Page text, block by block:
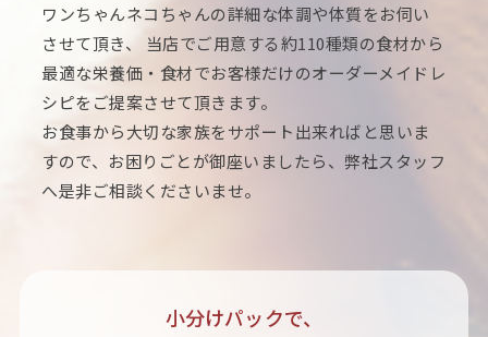
ワンちゃんネコちゃんの詳細な体調や体質をお伺い
させて頂き、 当店でご用意する約110種類の食材から
最適な栄養価・食材でお客様だけのオーダーメイドレ
シピをご提案させて頂きます。
お食事から大切な家族をサポート出来ればと思いま
すので、お困りごとが御座いましたら、弊社スタッフ
へ是非ご相談くださいませ。
小分けパックで、